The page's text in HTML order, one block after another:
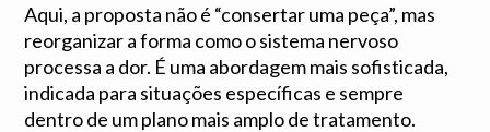
Aqui, a proposta não é “consertar uma peça”, mas
reorganizar a forma como o sistema nervoso
processa a dor. É uma abordagem mais sofisticada,
indicada para situações específicas e sempre
dentro de um plano mais amplo de tratamento.